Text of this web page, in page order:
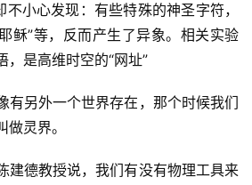
不小心发现：有些特殊的神圣字符，
耶稣”等，反而产生了异象。相关实验
，是高维时空的“网址”
有另外一个世界存在，那个时候我们
灵界。
建德教授说，我们有没有物理工具来